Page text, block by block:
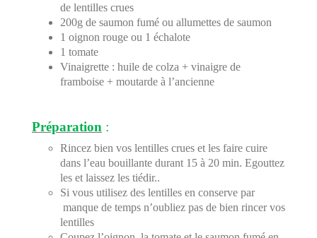
de lentilles crues
200g de saumon fumé ou allumettes de saumon
1 oignon rouge ou 1 échalote
1 tomate
Vinaigrette : huile de colza + vinaigre de
framboise + moutarde à l’ancienne
Préparation :
Rincez bien vos lentilles crues et les faire cuire
dans l’eau bouillante durant 15 à 20 min. Egouttez
les et laissez les tiédir..
Si vous utilisez des lentilles en conserve par
manque de temps n’oubliez pas de bien rincer vos
lentilles